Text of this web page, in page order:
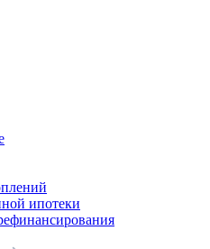
ипотеки